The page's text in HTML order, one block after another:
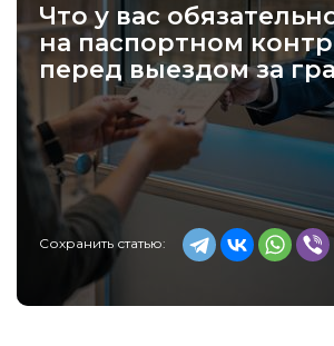
Что у вас
на паспортном
перед выездом за
Сохранить статью: